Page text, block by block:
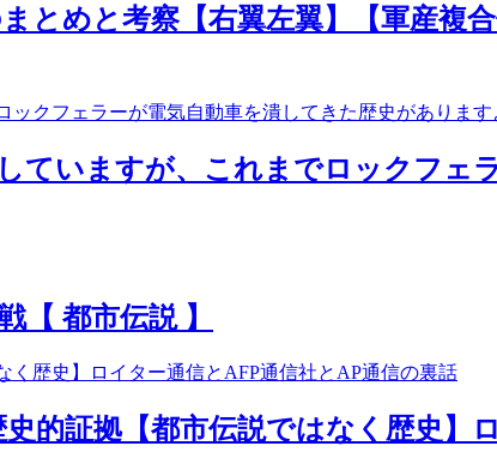
とめと考察【右翼左翼】【軍産複合
ていますが、これまでロックフェ
都市伝説 】
的証拠【都市伝説ではなく歴史】